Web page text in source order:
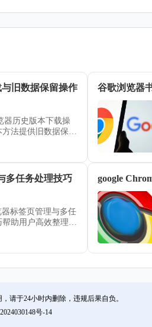
旧数据保留操作
器历史版本下载操
法提供旧数据保留
谷歌浏览器
多任务处理技巧
器标签页管理与多任
助用户高效整理标
google
请于24小时内删除，违规后果自负。
号-14